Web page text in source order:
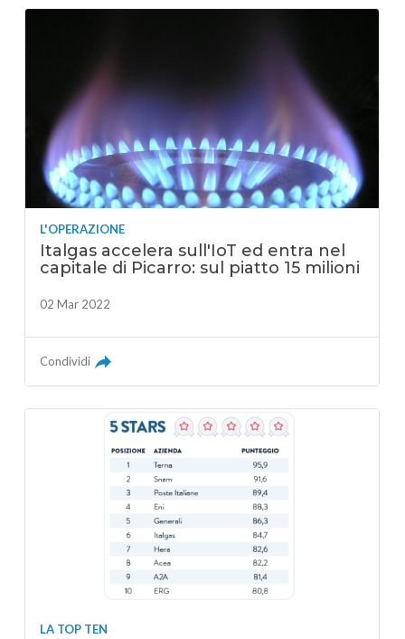
L'OPERAZIONE
Italgas accelera sull'IoT ed entra nel
capitale di Picarro: sul piatto 15 milioni
02 Mar 2022
Condividi
LA TOP TEN